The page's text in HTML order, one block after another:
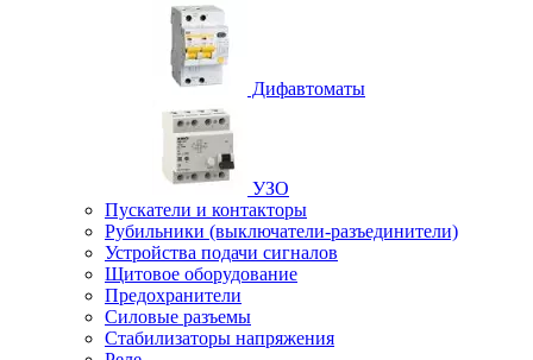
Дифавтоматы
УЗО
Пускатели и контакторы
Рубильники (выключатели-разъединители)
Устройства подачи сигналов
Щитовое оборудование
Предохранители
Силовые разъемы
Стабилизаторы напряжения